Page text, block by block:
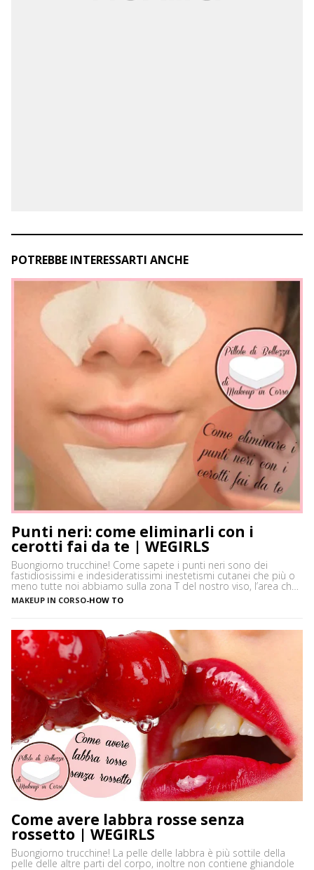
POTREBBE INTERESSARTI ANCHE
Punti neri: come eliminarli con i
cerotti fai da te | WEGIRLS
Buongiorno trucchine! Come sapete i punti neri sono dei
fastidiosissimi e indesideratissimi inestetismi cutanei che più o
meno tutte noi abbiamo sulla zona T del nostro viso, l’area che
è più spesso vittima di impurità e alterazioni del pH della pelle,
soprattutto se si ha la pelle grassa e non si usano prodotti
MAKEUP IN CORSO-HOW TO
Come avere labbra rosse senza
rossetto | WEGIRLS
Buongiorno trucchine! La pelle delle labbra è più sottile della
pelle delle altre parti del corpo, inoltre non contiene ghiandole